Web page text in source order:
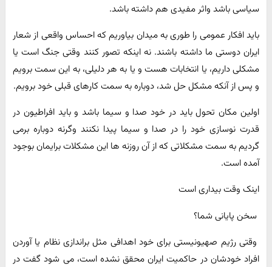
سیاسی باشد واثر مفیدی هم داشته باشد.
باید افکار عمومی را طوری به میدان بیاوریم که احساس واقعی از شعار
ایران دوستی ما داشته باشند. نه اینکه تصور کنند وقتی جنگ است یا
مشکلی داریم، یا انتخابات هست و یا به هر دلیلی، به این سمت برویم
و پس از آنکه مشکل حل شد، دوباره به سمت کارهای قبلی خود برویم.
اولین مکان تحول باید در خود صدا و سیما باشد و باید افراطیون در
قدرت نوسازی خود را در صدا و سیما پیدا نکنند وگرنه دوباره برمی
گردیم به سمت مشکلاتی که از آن روزنه ها این مشکلات برایمان بوجود
آمده است.
اینک وقت بیداری است
سخن پایانی شما؟
وقتی رژیم صهیونیستی برای خود اهدافی مثل براندازی نظام یا آوردن
افراد خودشان در حاکمیت ایران محقق نشده است، می شود گفت در